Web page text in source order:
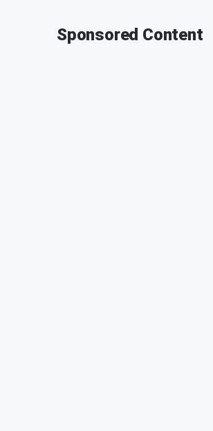
Sponsored Content